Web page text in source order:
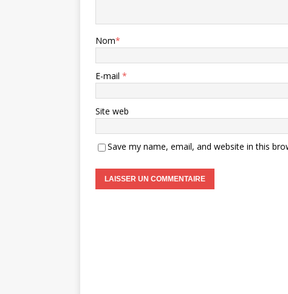
Nom*
E-mail *
Site web
Save my name, email, and website in this